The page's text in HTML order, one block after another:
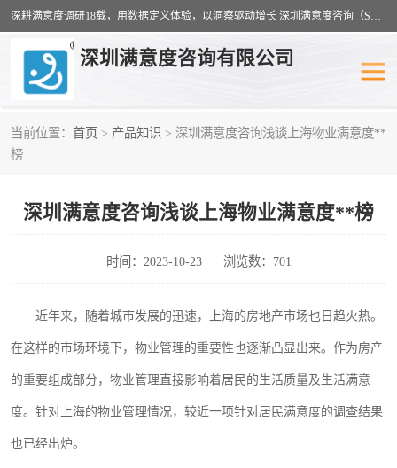
深耕满意度调研18载，用数据定义体验，以洞察驱动增长 深圳满意度咨询（SSC）：十八年专注，丈量每一份体验。
深圳满意度咨询有限公司
当前位置： 首页 > 产品知识 > 深圳满意度咨询浅谈上海物业满意度**
榜
深圳满意度咨询浅谈上海物业满意度**榜
时间：2023-10-23 浏览数：701
近年来，随着城市发展的迅速，上海的房地产市场也日趋火热。
在这样的市场环境下，物业管理的重要性也逐渐凸显出来。作为房产
的重要组成部分，物业管理直接影响着居民的生活质量及生活满意
度。针对上海的物业管理情况，较近一项针对居民满意度的调查结果
也已经出炉。
客户满意度调查 医疗服务业满意度
服务满意度调查 汽车行业满意度